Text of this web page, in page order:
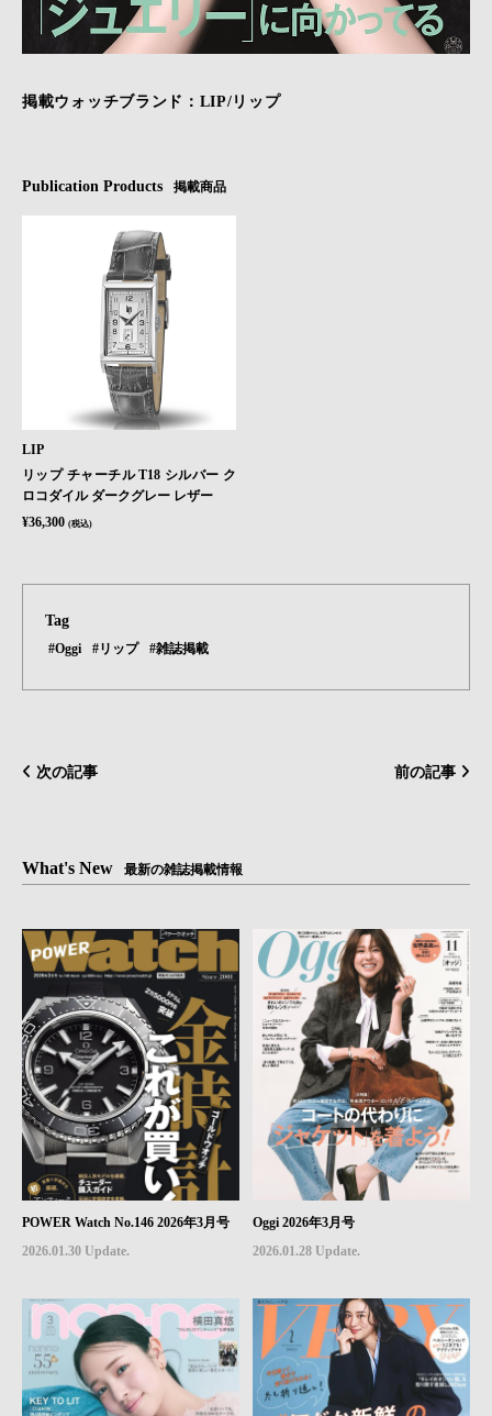
掲載ウォッチブランド：LIP/リップ
Publication Products 掲載商品
LIP
リップ チャーチル T18 シルバー ク
ロコダイル ダークグレー レザー
¥36,300 (税込)
Tag
#Oggi #リップ #雑誌掲載
次の記事 前の記事
What's New 最新の雑誌掲載情報
POWER Watch No.146 2026年3月号
2026.01.30 Update.
Oggi 2026年3月号
2026.01.28 Update.